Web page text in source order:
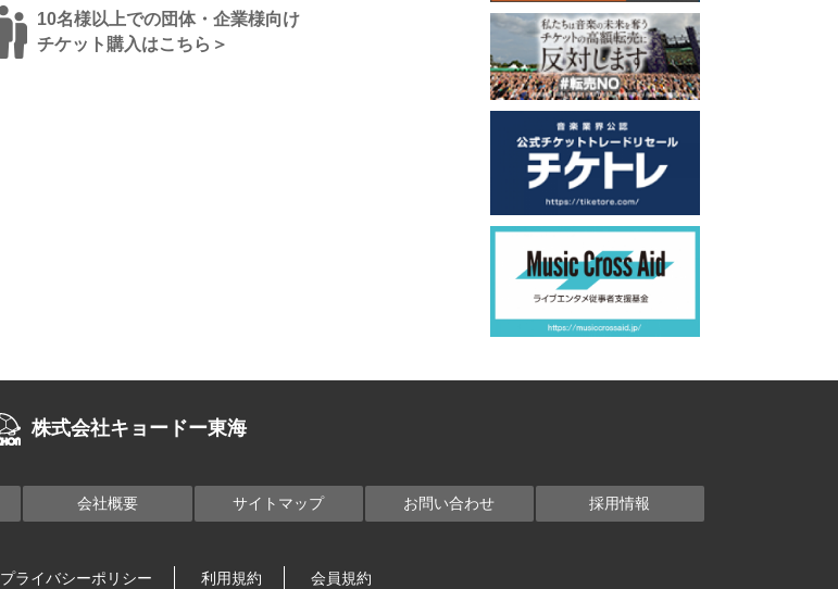
10名様以上での団体・企業様向け
チケット購入はこちら＞
株式会社キョードー東海
会社概要 サイトマップ お問い合わせ 採用情報
プライバシーポリシー 利用規約 会員規約